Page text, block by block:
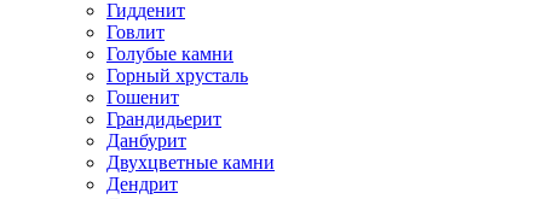
Гидденит
Говлит
Голубые камни
Горный хрусталь
Гошенит
Грандидьерит
Данбурит
Двухцветные камни
Дендрит